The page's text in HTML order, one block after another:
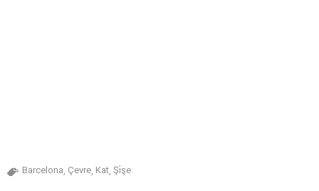
Barcelona Çevre Kat Şi̇şe